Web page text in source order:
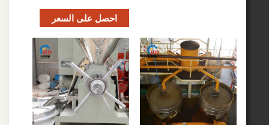
احصل على السعر